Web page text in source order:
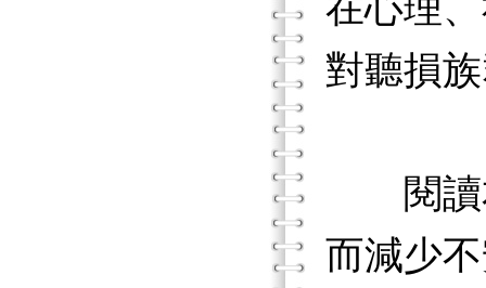
在心理
對聽損
閱讀本
而減少